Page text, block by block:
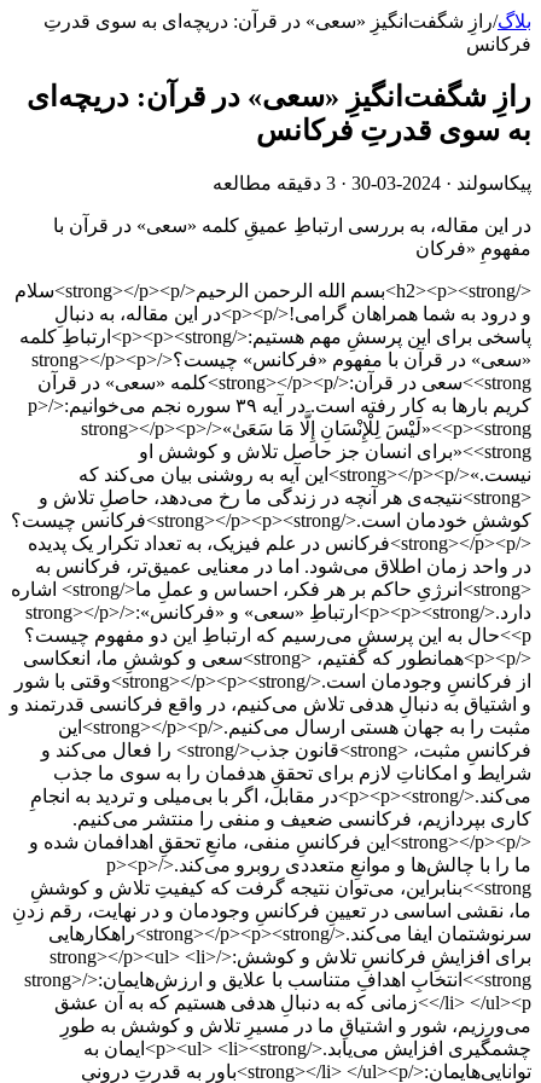
بلاگ/رازِ شگفت‌انگیزِ «سعی» در قرآن: دریچه‌ای به سوی قدرتِ
فرکانس
رازِ شگفت‌انگیزِ «سعی» در قرآن: دریچه‌ای
به سوی قدرتِ فرکانس
پیکاسولند · 2024-03-30 · 3 دقیقه مطالعه
در این مقاله، به بررسی ارتباطِ عمیقِ کلمه «سعی» در قرآن با
مفهومِ «فرکان
</h2><p><strong>بسم الله الرحمن الرحیم</strong></p><p>سلام
و درود به شما همراهان گرامی!</p><p>در این مقاله، به دنبالِ
پاسخی برای این پرسشِ مهم هستیم:</p><p><strong>ارتباطِ کلمه
«سعی» در قرآن با مفهوم «فرکانس» چیست؟</strong></p><p>
<strong>سعی در قرآن:</strong></p><p>کلمه «سعی» در قرآن
کریم بارها به کار رفته است. در آیه ۳۹ سوره نجم می‌خوانیم:</p>
<p><strong>«لَیْسَ لِلْإِنْسَانِ إِلَّا مَا سَعَىٰ»</strong></p><p>
<strong>«برای انسان جز حاصل تلاش و کوشش او
نیست.»</strong></p><p>این آیه به روشنی بیان می‌کند که
<strong>نتیجه‌ی هر آنچه در زندگی ما رخ می‌دهد، حاصلِ تلاش و
کوششِ خودمان است.</strong></p><p><strong>فرکانس چیست؟
</strong></p><p>فرکانس در علم فیزیک، به تعداد تکرار یک پدیده
در واحد زمان اطلاق می‌شود. اما در معنایی عمیق‌تر، فرکانس به
<strong>انرژیِ حاکم بر هر فکر، احساس و عملِ ما</strong> اشاره
دارد.</p><p><strong>ارتباطِ «سعی» و «فرکانس»:</strong></p>
<p>حال به این پرسش می‌رسیم که ارتباطِ این دو مفهوم چیست؟
</p><p>همانطور که گفتیم، <strong>سعی و کوششِ ما، انعکاسی
از فرکانسِ وجودمان است.</strong></p><p><strong>وقتی با شور
و اشتیاق به دنبالِ هدفی تلاش می‌کنیم، در واقع فرکانسی قدرتمند و
مثبت را به جهان هستی ارسال می‌کنیم.</strong></p><p>این
فرکانسِ مثبت، <strong>قانون جذب</strong> را فعال می‌کند و
شرایط و امکاناتِ لازم برای تحققِ هدفمان را به سوی ما جذب
می‌کند.</p><p><strong>در مقابل، اگر با بی‌میلی و تردید به انجامِ
کاری بپردازیم، فرکانسی ضعیف و منفی را منتشر می‌کنیم.
</strong></p><p>این فرکانسِ منفی، مانعِ تحققِ اهدافمان شده و
ما را با چالش‌ها و موانعِ متعددی روبرو می‌کند.</p><p>
<strong>بنابراین، می‌توان نتیجه گرفت که کیفیتِ تلاش و کوششِ
ما، نقشی اساسی در تعیینِ فرکانسِ وجودمان و در نهایت، رقم زدنِ
سرنوشتمان ایفا می‌کند.</strong></p><p><strong>راهکارهایی
برای افزایشِ فرکانسِ تلاش و کوشش:</strong></p><ul> <li>
<strong>انتخابِ اهدافِ متناسب با علایق و ارزش‌هایمان:</strong>
</li> </ul><p>زمانی که به دنبالِ هدفی هستیم که به آن عشق
می‌ورزیم، شور و اشتیاقِ ما در مسیرِ تلاش و کوشش به طورِ
چشمگیری افزایش می‌یابد.</p><ul> <li><strong>ایمان به
توانایی‌هایمان:</strong></li> </ul><p>باور به قدرتِ درونیِ